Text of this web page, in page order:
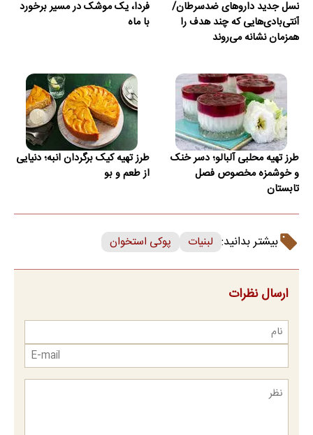
نسل جدید داروهای ضدسرطان/
آنتی‌بادی‌هایی که چند هدف را
همزمان نشانه می‌روند
فردا، یک موشک در مسیر برخورد
با ماه
طرز تهیه محلبی آلبالو؛ دسر خنک
و خوشمزه مخصوص فصل
تابستان
طرز تهیه کیک برگردان انبه؛ دنیایی
از طعم و بو
بیشتر بدانید: لبنیات پوکی استخوان
ارسال نظرات